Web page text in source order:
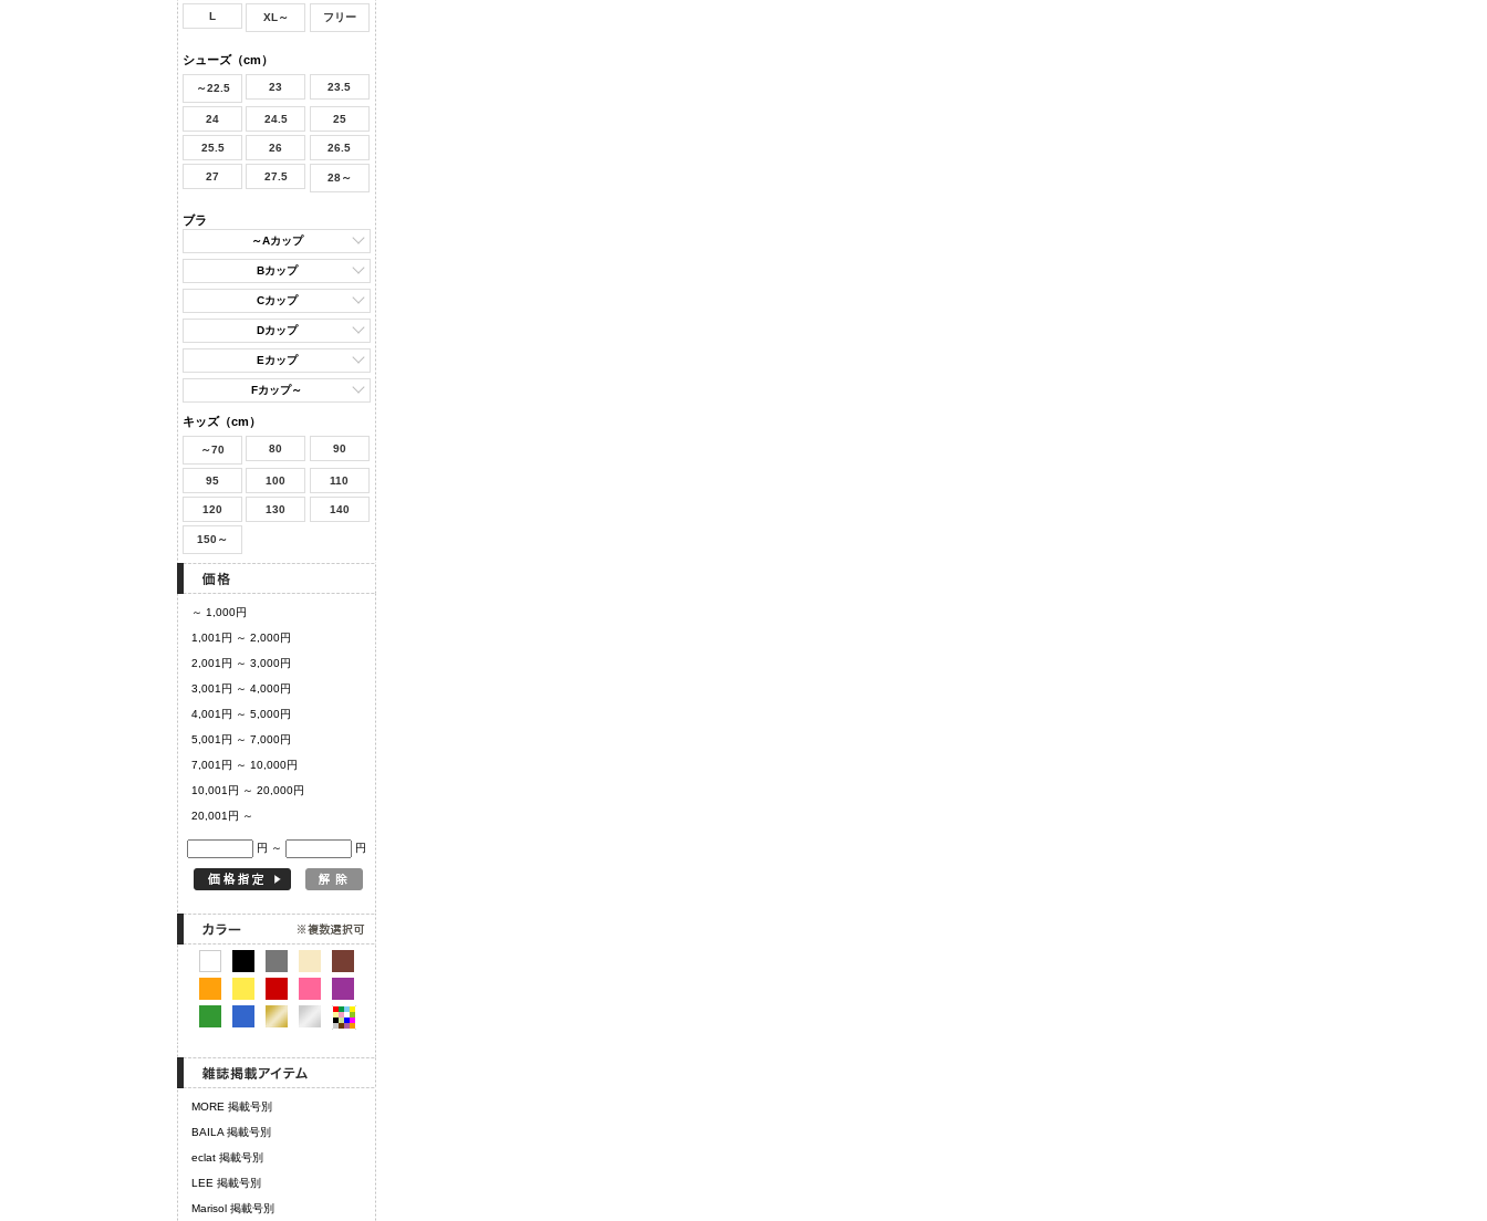
L XL～ フリー
シューズ（cm）
～22.5 23 23.5
24 24.5 25
25.5 26 26.5
27 27.5 28～
ブラ
～Aカップ
Bカップ
Cカップ
Dカップ
Eカップ
Fカップ～
キッズ（cm）
～70 80 90
95 100 110
120 130 140
150～
～ 1,000円
1,001円 ～ 2,000円
2,001円 ～ 3,000円
3,001円 ～ 4,000円
4,001円 ～ 5,000円
5,001円 ～ 7,000円
7,001円 ～ 10,000円
10,001円 ～ 20,000円
20,001円 ～
円 ～ 円
MORE 掲載号別
BAILA 掲載号別
eclat 掲載号別
LEE 掲載号別
Marisol 掲載号別